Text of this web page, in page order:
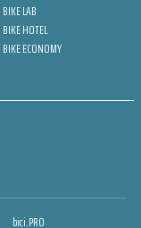
BIKE LAB
BIKE HOTEL
BIKE ECONOMY
bici.PRO